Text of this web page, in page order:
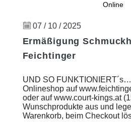
Online
07 / 10 / 2025
Ermäßigung
Feichtinger
UND SO
Onlineshop auf
oder auf www.court-kings.at
Wunschprodukte aus und
Warenkorb, beim Checkout